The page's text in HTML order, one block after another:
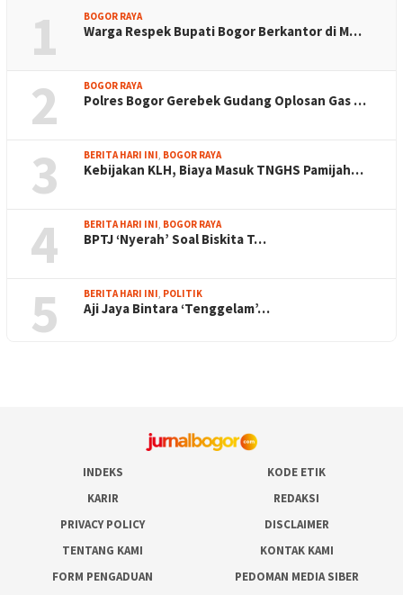
1 BOGOR RAYA
Warga Respek Bupati Bogor Berkantor di M…
2 BOGOR RAYA
Polres Bogor Gerebek Gudang Oplosan Gas …
3 BERITA HARI INI, BOGOR RAYA
Kebijakan KLH, Biaya Masuk TNGHS Pamijah…
4 BERITA HARI INI, BOGOR RAYA
BPTJ ‘Nyerah’ Soal Biskita T…
5 BERITA HARI INI, POLITIK
Aji Jaya Bintara ‘Tenggelam’…
INDEKS
KODE ETIK
KARIR
REDAKSI
PRIVACY POLICY
DISCLAIMER
TENTANG KAMI
KONTAK KAMI
FORM PENGADUAN
PEDOMAN MEDIA SIBER